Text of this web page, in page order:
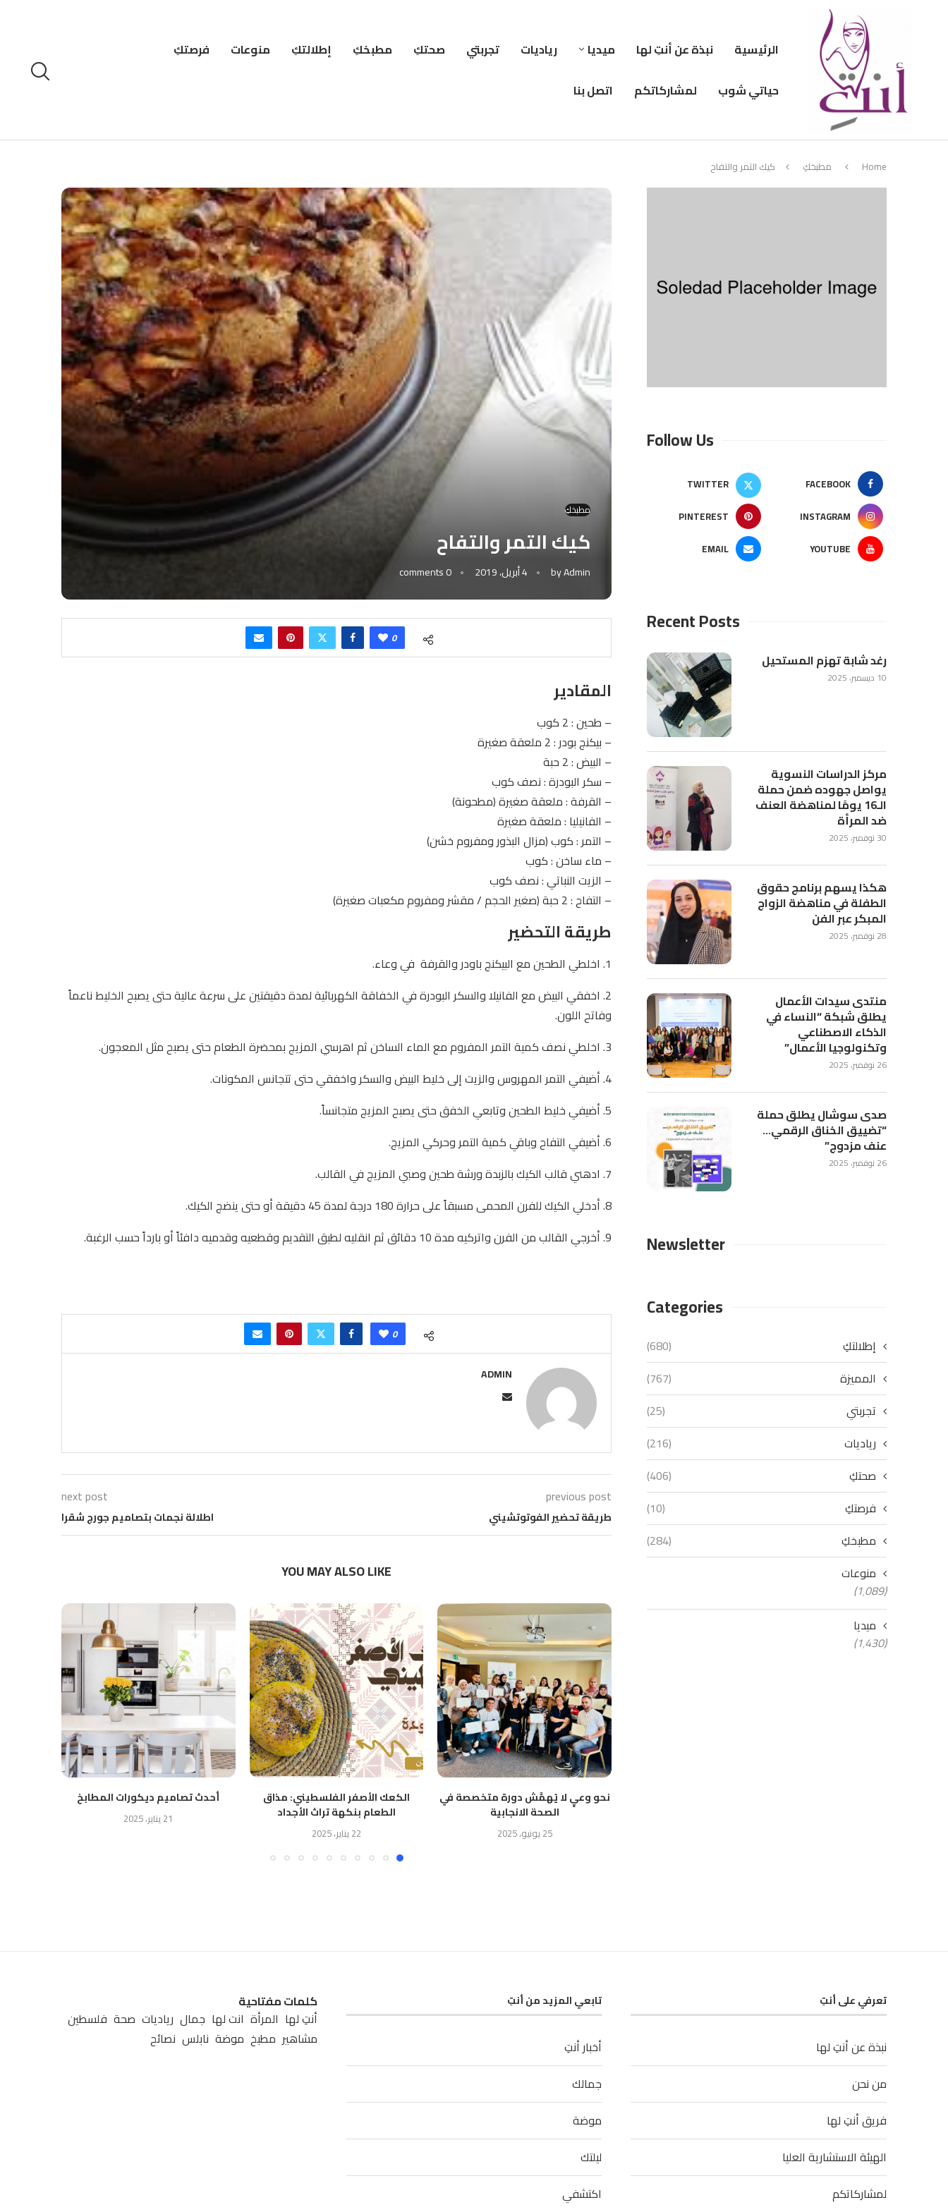
الرئيسية نبذة عن أنتِ لها ميديا رياديات تجربتي صحتكِ مطبخكِ إطلالتكِ منوعات
فرصتكِ
حياتي شوب
لمشاركاتكم اتصل بنا
Home مطبخكِ كيك التمر والتفاح
مطبخكِ
كيك التمر والتفاح
byAdmin 4 أبريل، 2019 0 comments
0
المقادير
– طحين : 2 كوب
– بيكنج بودر : 2 ملعقة صغيرة
– البيض : 2 حبة
– سكر البودرة : نصف كوب
– القرفة : ملعقة صغيرة (مطحونة)
– الفانيليا : ملعقة صغيرة
– التمر : كوب (مزال البذور ومفروم خشن)
– ماء ساخن : كوب
– الزيت النباتي : نصف كوب
– التفاح : 2 حبة (صغير الحجم / مقشر ومفروم مكعبات صغيرة)
طريقة التحضير
1. اخلطي الطحين مع البيكنج باودر والقرفة في وعاء.
2. اخفقي البيض مع الفانيلا والسكر البودرة في الخفاقة الكهربائية لمدة دقيقتين على سرعة عالية حتى يصبح الخليط ناعماً
وفاتح اللون.
3. اخلطي نصف كمية التمر المفروم مع الماء الساخن ثم اهرسي المزيج بمحضرة الطعام حتى يصبح مثل المعجون.
4. أضيفي التمر المهروس والزيت إلى خليط البيض والسكر واخفقي حتى تتجانس المكونات.
5. أضيفي خليط الطحين وتابعي الخفق حتى يصبح المزيج متجانساً.
6. أضيفي التفاح وباقي كمية التمر وحركي المزيج.
7. ادهني قالب الكيك بالزبدة ورشة طحين وصبي المزيج في القالب.
8. أدخلي الكيك للفرن المحمى مسبقاً على حرارة 180 درجة لمدة 45 دقيقة أو حتى ينضج الكيك.
9. أخرجي القالب من الفرن واتركيه مدة 10 دقائق ثم انقليه لطبق التقديم وقطعيه وقدميه دافئاً أو بارداً حسب الرغبة.
0
ADMIN
previous post
طريقة تحضير الفوتوتشيني
next post
اطلالة نجمات بتصاميم جورج شقرا
YOU MAY ALSO LIKE
نحو وعيٍ لا يُهمَّش دورة متخصصة في
الصحة الانجابية
25 يونيو، 2025
الكعك الأصفر الفلسطيني: مذاق
الطعام بنكهة تراث الأجداد
22 يناير، 2025
أحدث تصاميم ديكورات المطابخ
21 يناير، 2025
Follow Us
FACEBOOK
TWITTER
INSTAGRAM
PINTEREST
YOUTUBE
EMAIL
Recent Posts
رغد شابة تهزم المستحيل
10 ديسمبر، 2025
مركز الدراسات النسوية
يواصل جهوده ضمن حملة
الـ16 يومًا لمناهضة العنف
ضد المرأة
30 نوفمبر، 2025
هكذا يسهم برنامج حقوق
الطفلة في مناهضة الزواج
المبكر عبر الفن
28 نوفمبر، 2025
منتدى سيدات الأعمال
يطلق شبكة “النساء في
الذكاء الاصطناعي
وتكنولوجيا الأعمال”
26 نوفمبر، 2025
صدى سوشال يطلق حملة
“تضييق الخناق الرقمي…
عنف مزدوج”
26 نوفمبر، 2025
Newsletter
Categories
إطلالتكِ
(680)
المميزة
(767)
تجربتي
(25)
رياديات
(216)
صحتكِ
(406)
فرصتكِ
(10)
مطبخكِ
(284)
منوعات
(1٬089)
ميديا
(1٬430)
تعرفي على أنتِ
نبذة عن أنتِ لها
من نحن
فريق أنتِ لها
الهيئة الاستشارية العليا
لمشاركاتكم
تابعي المزيد من أنتِ
أخبار أنتِ
جمالك
موضة
ليلتك
اكتشفي
كلمات مفتاحية
أنتِ لها المرأة انت لها جمال رياديات صحة فلسطين
مشاهير مطبخ موضة نابلس نصائح